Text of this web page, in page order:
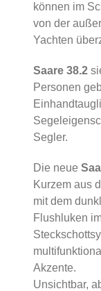
können im
von der
Yachten
Saare 38.2
Personen
Segler.
Die neue
Kurzem aus
mit dem
Flushluken
Akzente.
Unsichtbar,